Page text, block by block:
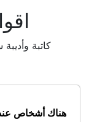
كاتبة وأديبة سورية (11
هناك أشخاص